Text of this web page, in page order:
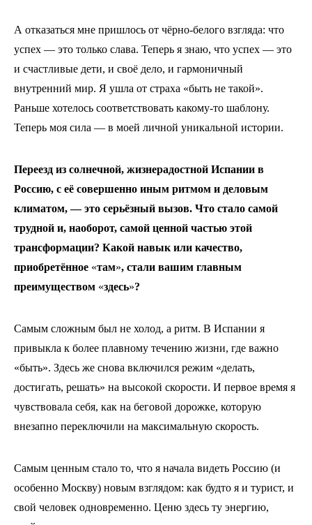
А отказаться мне пришлось от чёрно-белого взгляда: что
успех — это только слава. Теперь я знаю, что успех — это
и счастливые дети, и своё дело, и гармоничный
внутренний мир. Я ушла от страха «быть не такой».
Раньше хотелось соответствовать какому-то шаблону.
Теперь моя сила — в моей личной уникальной истории.
Переезд из солнечной, жизнерадостной Испании в
Россию, с её совершенно иным ритмом и деловым
климатом, — это серьёзный вызов. Что стало самой
трудной и, наоборот, самой ценной частью этой
трансформации? Какой навык или качество,
приобретённое «там», стали вашим главным
преимуществом «здесь»?
Самым сложным был не холод, а ритм. В Испании я
привыкла к более плавному течению жизни, где важно
«быть». Здесь же снова включился режим «делать,
достигать, решать» на высокой скорости. И первое время я
чувствовала себя, как на беговой дорожке, которую
внезапно переключили на максимальную скорость.
Самым ценным стало то, что я начала видеть Россию (и
особенно Москву) новым взглядом: как будто я и турист, и
свой человек одновременно. Ценю здесь ту энергию,